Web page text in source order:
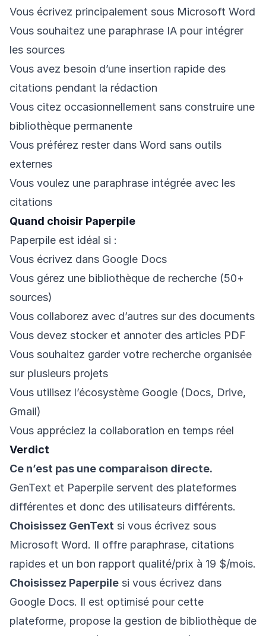
Vous écrivez principalement sous Microsoft Word
Vous souhaitez une paraphrase IA pour intégrer
les sources
Vous avez besoin d’une insertion rapide des
citations pendant la rédaction
Vous citez occasionnellement sans construire une
bibliothèque permanente
Vous préférez rester dans Word sans outils
externes
Vous voulez une paraphrase intégrée avec les
citations
Quand choisir Paperpile
Paperpile est idéal si :
Vous écrivez dans Google Docs
Vous gérez une bibliothèque de recherche (50+
sources)
Vous collaborez avec d’autres sur des documents
Vous devez stocker et annoter des articles PDF
Vous souhaitez garder votre recherche organisée
sur plusieurs projets
Vous utilisez l’écosystème Google (Docs, Drive,
Gmail)
Vous appréciez la collaboration en temps réel
Verdict
Ce n’est pas une comparaison directe.
GenText et Paperpile servent des plateformes
différentes et donc des utilisateurs différents.
Choisissez GenText si vous écrivez sous
Microsoft Word. Il offre paraphrase, citations
rapides et un bon rapport qualité/prix à 19 $/mois.
Choisissez Paperpile si vous écrivez dans
Google Docs. Il est optimisé pour cette
plateforme, propose la gestion de bibliothèque de